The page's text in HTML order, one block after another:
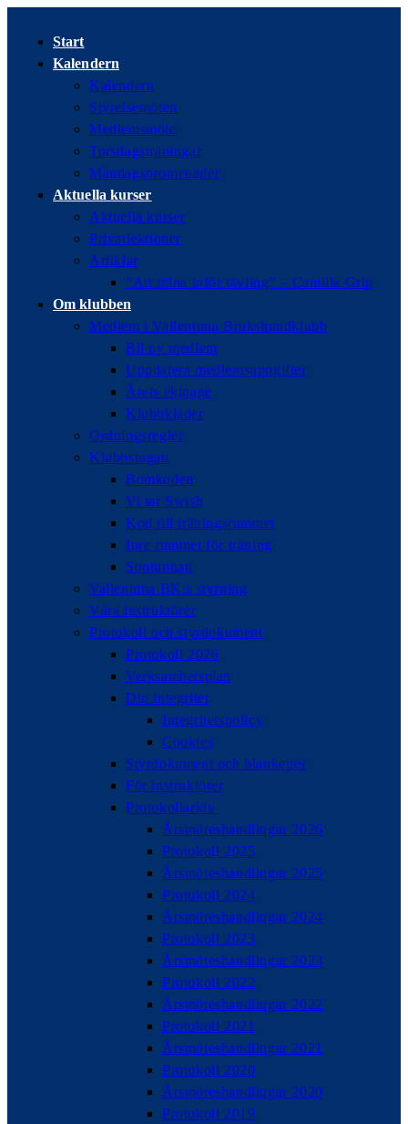
innehållet
Start
Kalendern
Kalendern
Styrelsemöten
Medlemsmöte
Torsdagsträningar
Måndagspromenader
Aktuella kurser
Aktuella kurser
Privatlektioner
Artiklar
”Att träna inför tävling” – Camilla Grip
Om klubben
Medlem i Vallentuna Brukshundklubb
Bli ny medlem
Uppdatera medlemsuppgifter
Årets ekipage
Klubbkläder
Ordningsregler
Klubbstugan
Bomkoden
Vi tar Swish
Kod till träningsrummet
Inre rummet för träning
Soptunnan
Vallentuna BK:s styrning
Våra instruktörer
Protokoll och styrdokument
Protokoll 2026
Verksamhetsplan
Din integritet
Integritetspolicy
Cookies
Styrdokument och blanketter
För instruktörer
Protokollarkiv
Årsmöteshandlingar 2026
Protokoll 2025
Årsmöteshandlingar 2025
Protokoll 2024
Årsmöteshandlingar 2024
Protokoll 2023
Årsmöteshandlingar 2023
Protokoll 2022
Årsmöteshandlingar 2022
Protokoll 2021
Årsmöteshandlingar 2021
Protokoll 2020
Årsmöteshandlingar 2020
Protokoll 2019